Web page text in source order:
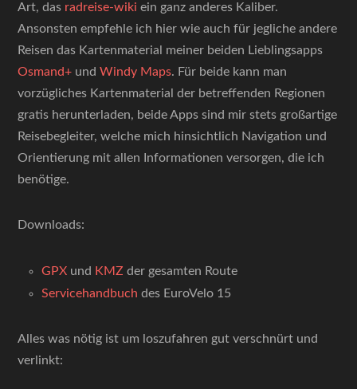
Art, das radreise-wiki ein ganz anderes Kaliber.
Ansonsten empfehle ich hier wie auch für jegliche andere
Reisen das Kartenmaterial meiner beiden Lieblingsapps
Osmand+ undWindy Maps. Für beide kann man
vorzügliches Kartenmaterial der betreffenden Regionen
gratis herunterladen, beide Apps sind mir stets großartige
Reisebegleiter, welche mich hinsichtlich Navigation und
Orientierung mit allen Informationen versorgen, die ich
benötige.
Downloads:
GPX und KMZ der gesamten Route
Servicehandbuch des EuroVelo 15
Alles was nötig ist um loszufahren gut verschnürt und
verlinkt: